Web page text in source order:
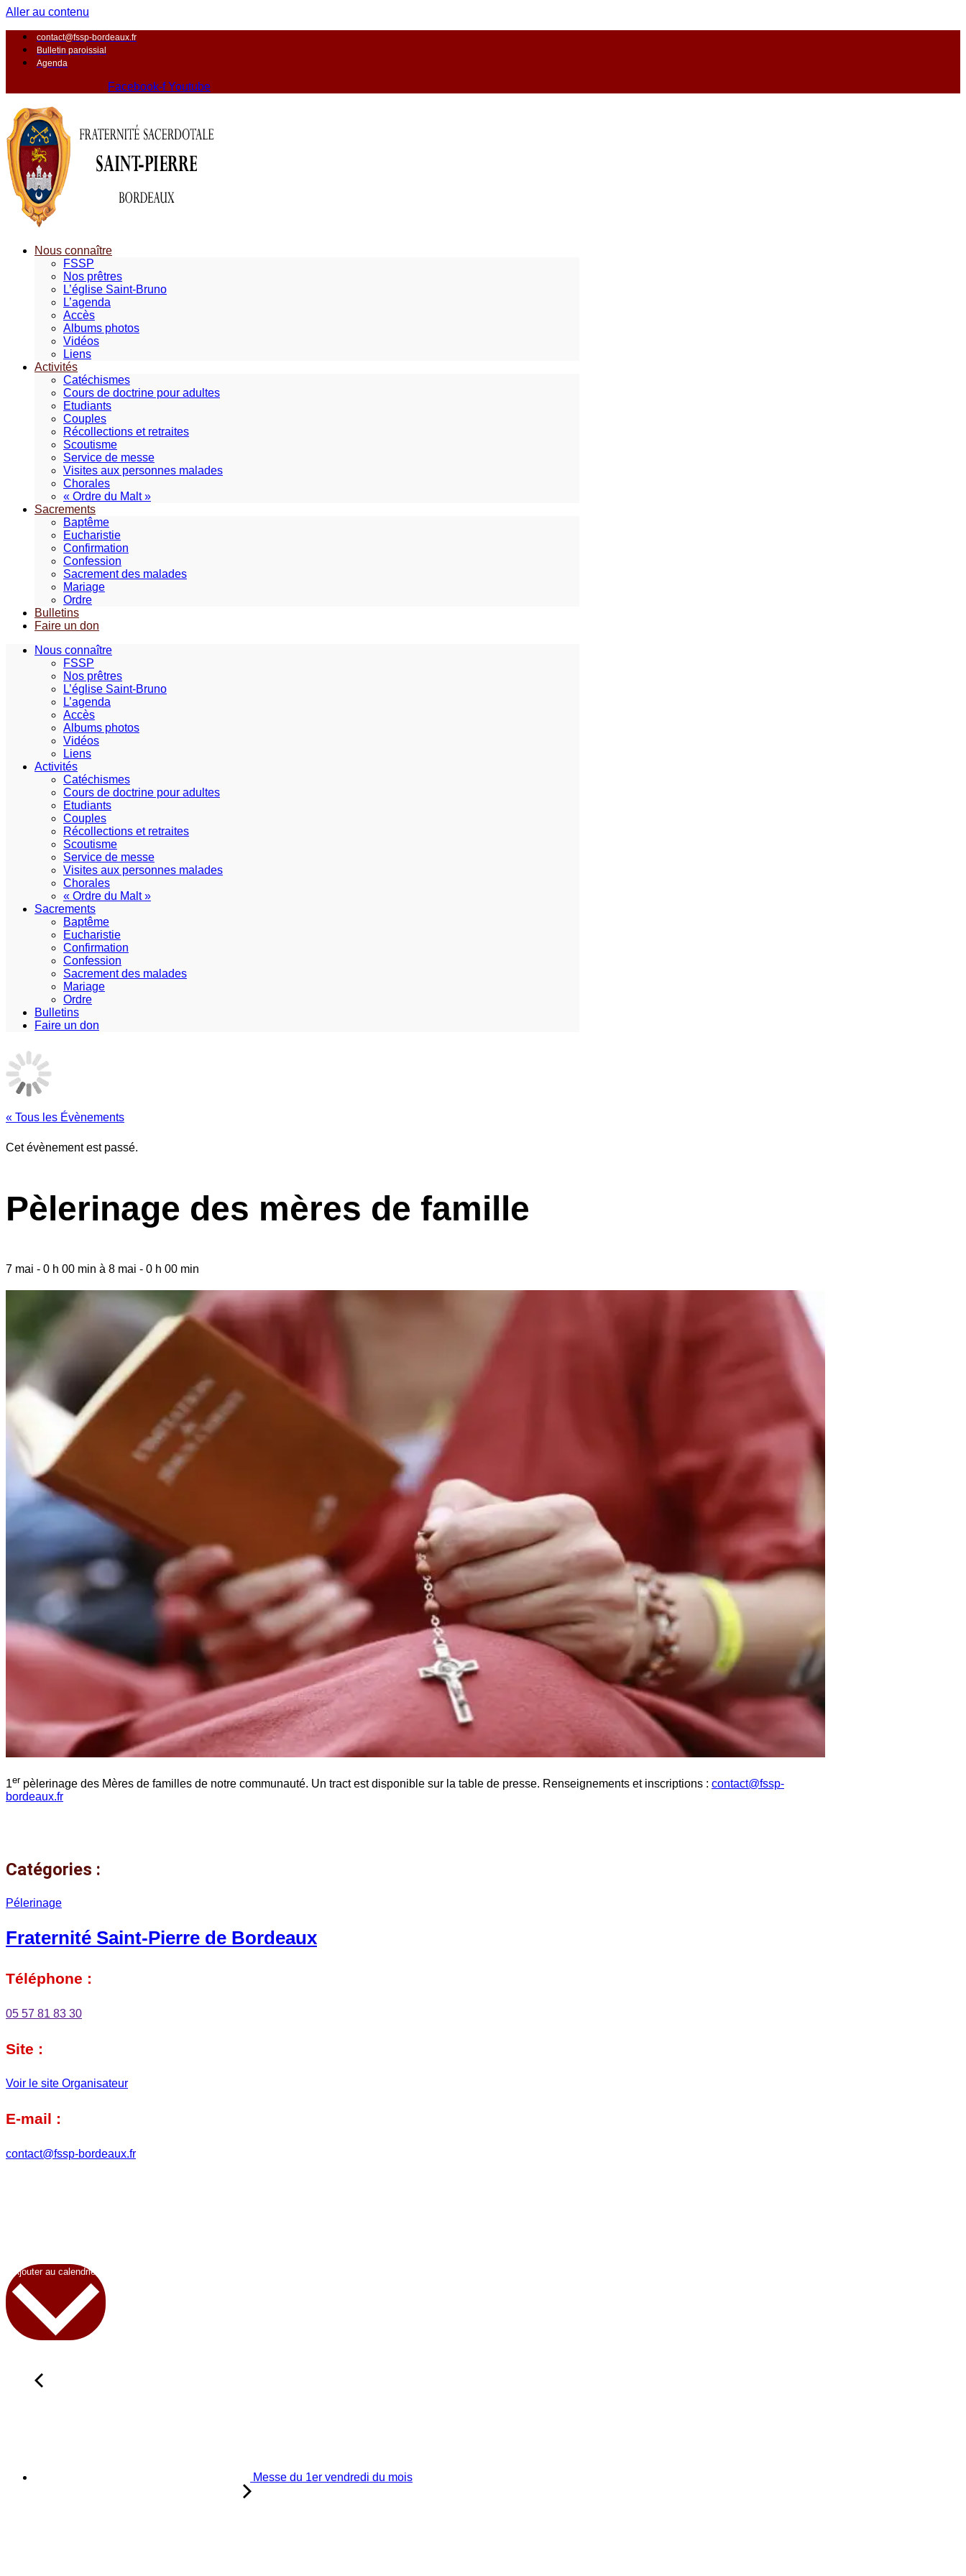
Aller au contenu
contact@fssp-bordeaux.fr
Bulletin paroissial
Agenda
Facebook-f Youtube
Nous connaître
FSSP
Nos prêtres
L’église Saint-Bruno
L’agenda
Accès
Albums photos
Vidéos
Liens
Activités
Catéchismes
Cours de doctrine pour adultes
Etudiants
Couples
Récollections et retraites
Scoutisme
Service de messe
Visites aux personnes malades
Chorales
« Ordre du Malt »
Sacrements
Baptême
Eucharistie
Confirmation
Confession
Sacrement des malades
Mariage
Ordre
Bulletins
Faire un don
Nous connaître
FSSP
Nos prêtres
L’église Saint-Bruno
L’agenda
Accès
Albums photos
Vidéos
Liens
Activités
Catéchismes
Cours de doctrine pour adultes
Etudiants
Couples
Récollections et retraites
Scoutisme
Service de messe
Visites aux personnes malades
Chorales
« Ordre du Malt »
Sacrements
Baptême
Eucharistie
Confirmation
Confession
Sacrement des malades
Mariage
Ordre
Bulletins
Faire un don
« Tous les Évènements
Cet évènement est passé.
Pèlerinage des mères de famille
7 mai - 0 h 00 min à 8 mai - 0 h 00 min
1er pèlerinage des Mères de familles de notre communauté. Un tract est disponible sur la table de presse. Renseignements et inscriptions : contact@fssp-
bordeaux.fr
Catégories :
Pélerinage
Fraternité Saint-Pierre de Bordeaux
Téléphone :
05 57 81 83 30
Site :
Voir le site Organisateur
E-mail :
contact@fssp-bordeaux.fr
Messe du 1er vendredi du mois